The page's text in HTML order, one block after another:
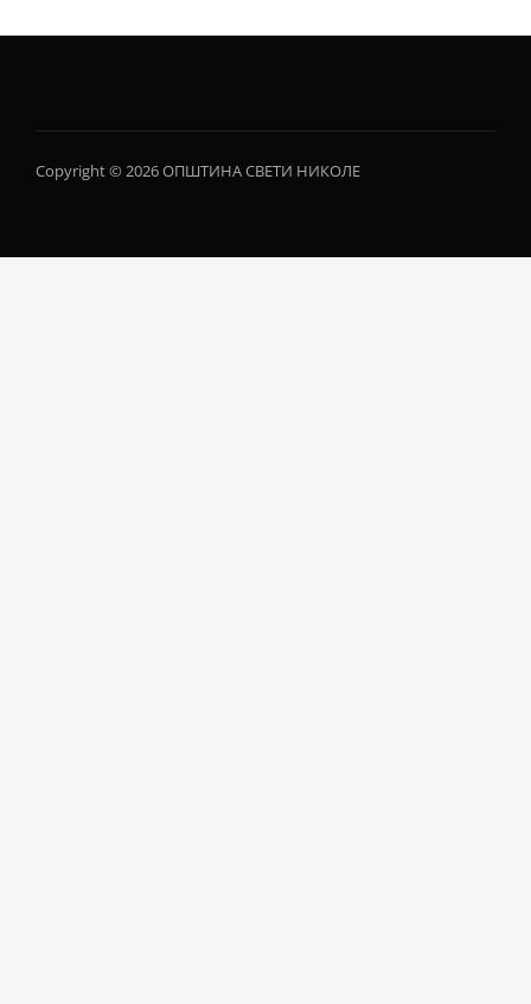
Copyright © 2026 ОПШТИНА СВЕТИ НИКОЛЕ